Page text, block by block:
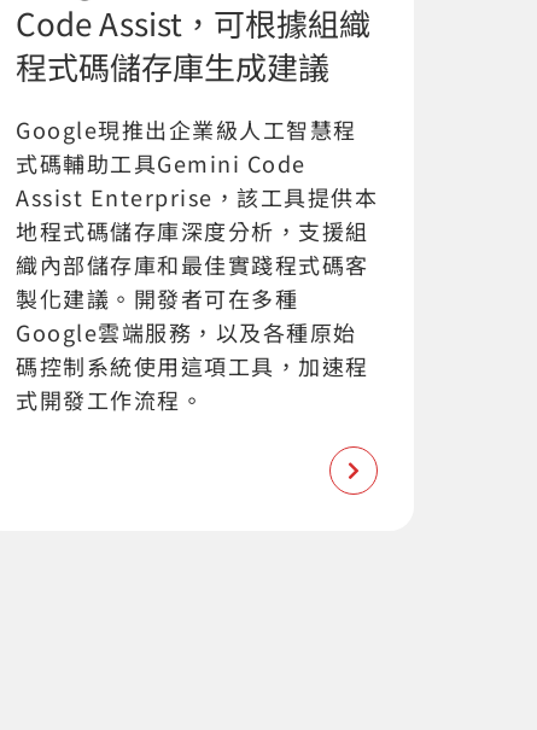
Code Assist，可根據組織
程式碼儲存庫生成建議
Google現推出企業級人工智慧程
式碼輔助工具Gemini Code
Assist Enterprise，該工具提供本
地程式碼儲存庫深度分析，支援組
織內部儲存庫和最佳實踐程式碼客
製化建議。開發者可在多種
Google雲端服務，以及各種原始
碼控制系統使用這項工具，加速程
式開發工作流程。